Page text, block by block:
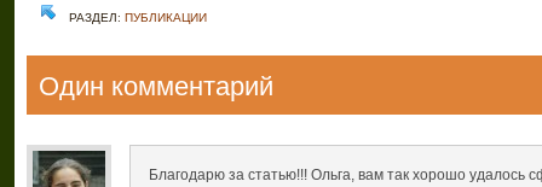
РАЗДЕЛ: ПУБЛИКАЦИИ
Один комментарий
Благодарю за статью!!! Ольга, вам так хорошо удалось